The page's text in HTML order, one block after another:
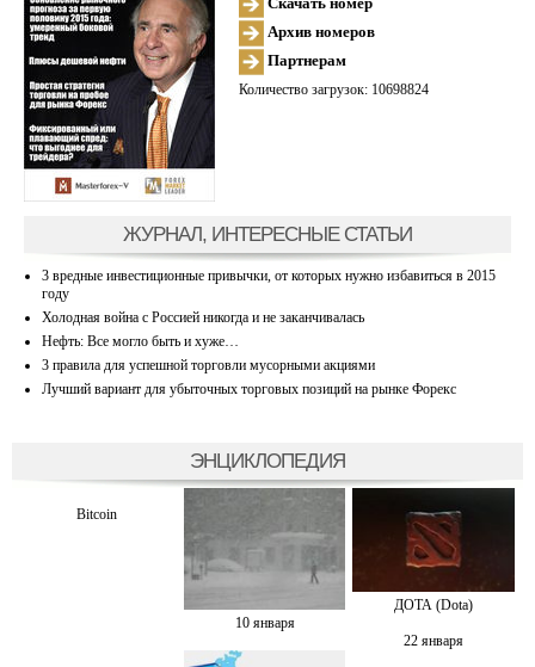
Архив номеров
Партнерам
Количество загрузок: 10698824
ЖУРНАЛ, ИНТЕРЕСНЫЕ СТАТЬИ
3 вредные инвестиционные привычки, от которых нужно избавиться в 2015
году
Холодная война с Россией никогда и не заканчивалась
Нефть: Все могло быть и хуже…
3 правила для успешной торговли мусорными акциями
Лучший вариант для убыточных торговых позиций на рынке Форекс
ЭНЦИКЛОПЕДИЯ
Bitcoin
10 января
ДОТА (Dota)
22 января